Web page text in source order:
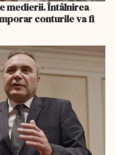
medierii. Întâlnirea
conturile va fi